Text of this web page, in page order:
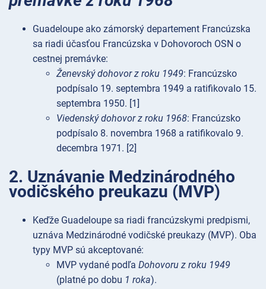
Guadeloupe ako zámorský departement Francúzska
sa riadi účasťou Francúzska v Dohovoroch OSN o
cestnej premávke:
Ženevský dohovor z roku 1949: Francúzsko
podpísalo 19. septembra 1949 a ratifikovalo 15.
septembra 1950. [1]
Viedenský dohovor z roku 1968: Francúzsko
podpísalo 8. novembra 1968 a ratifikovalo 9.
decembra 1971. [2]
2. Uznávanie Medzinárodného
vodičského preukazu (MVP)
Keďže Guadeloupe sa riadi francúzskymi predpismi,
uznáva Medzinárodné vodičské preukazy (MVP). Oba
typy MVP sú akceptované:
MVP vydané podľa Dohovoru z roku 1949
(platné po dobu 1 roka).